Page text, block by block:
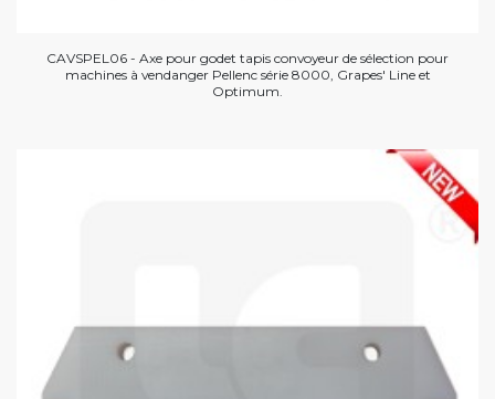
CAVSPEL06 - Axe pour godet tapis convoyeur de sélection pour
machines à vendanger Pellenc série 8000, Grapes' Line et
Optimum.